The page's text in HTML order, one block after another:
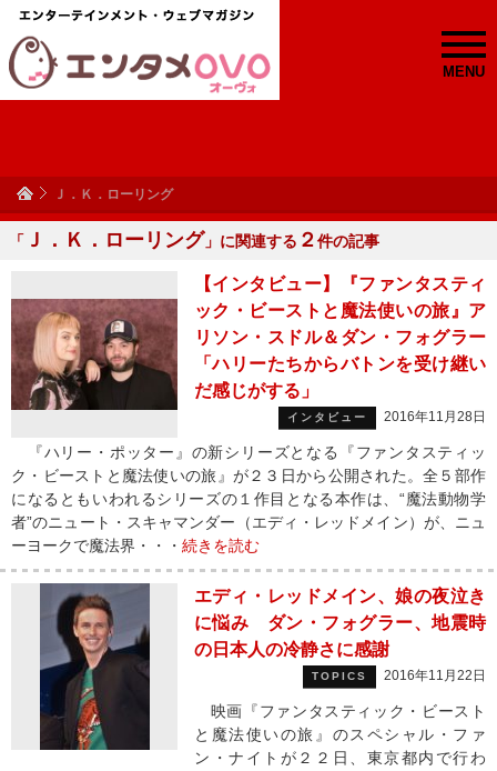
MENU
Ｊ．Ｋ．ローリング
「 Ｊ．Ｋ．ローリング 」に関連する ２件の記事
【インタビュー】『ファンタスティ
ック・ビーストと魔法使いの旅』ア
リソン・スドル＆ダン・フォグラー
「ハリーたちからバトンを受け継い
だ感じがする」
インタビュー 2016年11月28日
『ハリー・ポッター』の新シリーズとなる『ファンタスティッ
ク・ビーストと魔法使いの旅』が２３日から公開された。全５部作
になるともいわれるシリーズの１作目となる本作は、“魔法動物学
者”のニュート・スキャマンダー（エディ・レッドメイン）が、ニュ
ーヨークで魔法界・・・ 続きを読む
エディ・レッドメイン、娘の夜泣き
に悩み ダン・フォグラー、地震時
の日本人の冷静さに感謝
TOPICS 2016年11月22日
映画『ファンタスティック・ビースト
と魔法使いの旅』のスペシャル・ファ
ン・ナイトが２２日、東京都内で行わ